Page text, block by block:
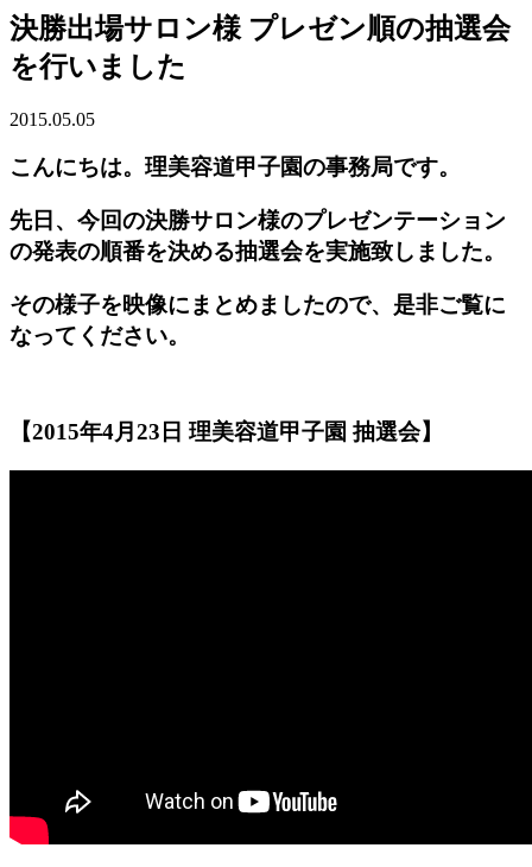
決勝出場サロン様 プレゼン順の抽選会
を行いました
2015.05.05
こんにちは。理美容道甲子園の事務局です。
先日、今回の決勝サロン様のプレゼンテーション
の発表の順番を決める抽選会を実施致しました。
その様子を映像にまとめましたので、是非ご覧に
なってください。
【2015年4月23日 理美容道甲子園 抽選会】